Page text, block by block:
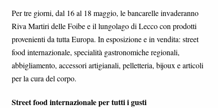
Per tre giorni, dal 16 al 18 maggio, le bancarelle invaderanno
Riva Martiri delle Foibe e il lungolago di Lecco con prodotti
provenienti da tutta Europa. In esposizione e in vendita: street
food internazionale, specialità gastronomiche regionali,
abbigliamento, accessori artigianali, pelletteria, bijoux e articoli
per la cura del corpo.
Street food internazionale per tutti i gusti